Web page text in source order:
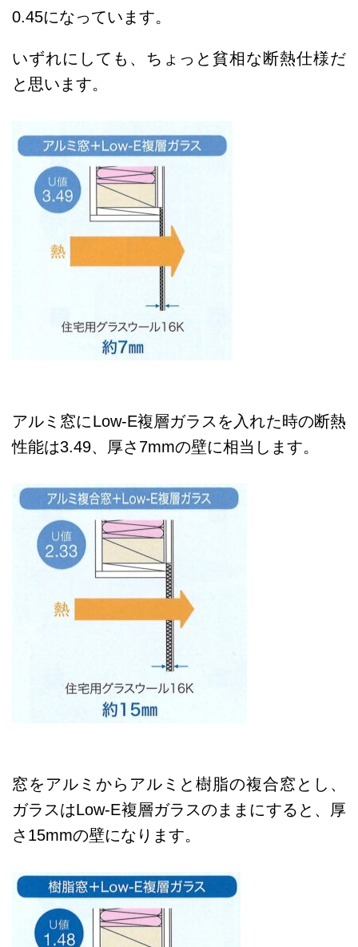
0.45になっています。
いずれにしても、ちょっと貧相な断熱仕様だ
と思います。
アルミ窓にLow-E複層ガラスを入れた時の断熱
性能は3.49、厚さ7mmの壁に相当します。
窓をアルミからアルミと樹脂の複合窓とし、
ガラスはLow-E複層ガラスのままにすると、厚
さ15mmの壁になります。